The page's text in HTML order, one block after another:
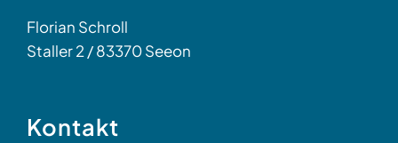
Florian Schroll
Staller 2 / 83370 Seeon
Kontakt